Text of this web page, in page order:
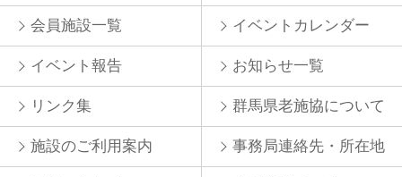
会員施設一覧 イベントカレンダー
イベント報告 お知らせ一覧
リンク集 群馬県老施協について
施設のご利用案内 事務局連絡先・所在地